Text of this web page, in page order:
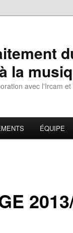
la
avec l'Ircam
ÉQUIPE